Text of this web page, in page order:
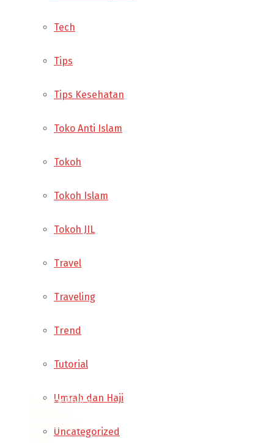
Tech
Tips
Tips Kesehatan
Toko Anti Islam
Tokoh
Tokoh Islam
Tokoh JIL
Travel
Traveling
Trend
Tutorial
Umrah dan Haji
Uncategorized
Privacy Policy
Iklan